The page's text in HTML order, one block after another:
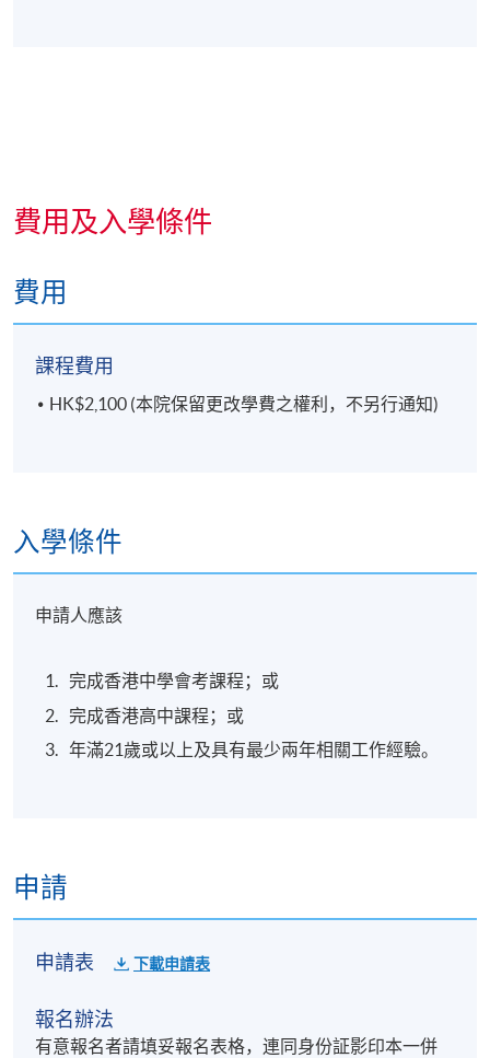
費用及入學條件
費用
課程費用
HK$2,100 (本院保留更改學費之權利，不另行通知)
入學條件
申請人應該
完成香港中學會考課程；或
完成香港高中課程；或
年滿21歲或以上及具有最少兩年相關工作經驗。
申請
申請表 下載申請表
報名辦法
有意報名者請填妥報名表格，連同身份証影印本一併